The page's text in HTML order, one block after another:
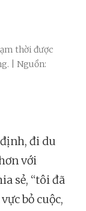
thời được
| Nguồn:
đi du
với
sẻ, “tôi đã
bỏ cuộc,